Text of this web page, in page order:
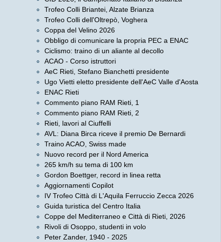
Trofeo Colli Briantei, Alzate Brianza
Trofeo Colli dell'Oltrepò, Voghera
Coppa del Velino 2026
Obbligo di comunicare la propria PEC a ENAC
Ciclismo: traino di un aliante al decollo
ACAO - Corso istruttori
AeC Rieti, Stefano Bianchetti presidente
Ugo Vietti eletto presidente dell'AeC Valle d'Aosta
ENAC Rieti
Commento piano RAM Rieti, 1
Commento piano RAM Rieti, 2
Rieti, lavori al Ciuffelli
AVL: Diana Birca riceve il premio De Bernardi
Traino ACAO, Swiss made
Nuovo record per il Nord America
265 km/h su tema di 100 km
Gordon Boettger, record in linea retta
Aggiornamenti Copilot
IV Trofeo Città di L'Aquila Ferruccio Zecca 2026
Guida turistica del Centro Italia
Coppe del Mediterraneo e Città di Rieti, 2026
Rivoli di Osoppo, studenti in volo
Peter Zander, 1940 - 2025